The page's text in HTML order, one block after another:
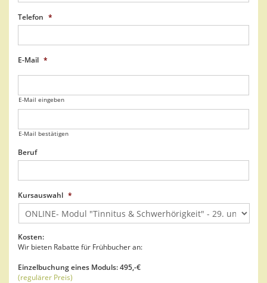
Telefon *
E-Mail *
E-Mail eingeben
E-Mail bestätigen
Beruf
Kursauswahl *
Kosten:
Wir bieten Rabatte für Frühbucher an:
Einzelbuchung eines Moduls: 495,-€
(regulärer Preis)